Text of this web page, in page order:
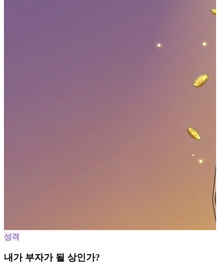
성격
내가 부자가 될 상인가?